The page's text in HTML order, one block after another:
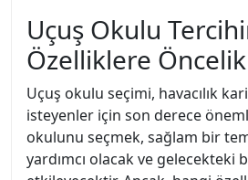
Uçuş Okulu
Özelliklere
Uçuş okulu seçimi, havacılık
isteyenler için son derece
okulunu seçmek, sağlam bir
yardımcı olacak ve gelecekteki